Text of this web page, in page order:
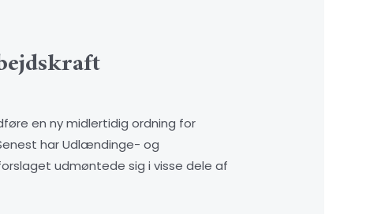
en ny midlertidig ordning for
har Udlændinge- og
udmøntede sig i visse dele af